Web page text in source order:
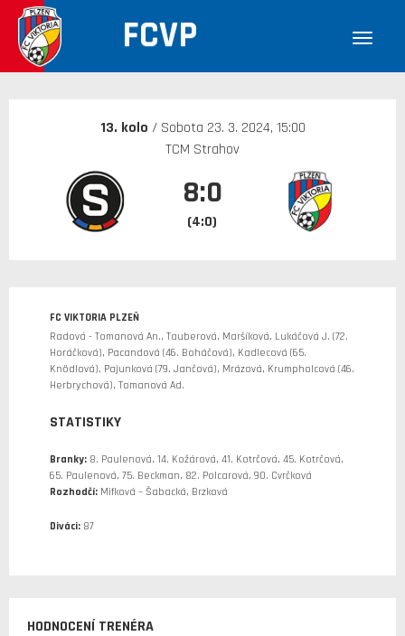
FCVP
30. 12. 1899
13. kolo / Sobota 23. 3. 2024, 15:00
TCM Strahov
8:0
(4:0)
FC VIKTORIA PLZEŇ
Radová - Tomanová An., Tauberová, Maršíková, Lukáčová J. (72.
Horáčková), Pacandová (46. Boháčová), Kadlecová (65.
Knödlová), Pajunková (79. Jančová), Mrázová, Krumpholcová (46.
Herbrychová), Tomanová Ad.
STATISTIKY
Branky: 8. Paulenová, 14. Kožárová, 41. Kotrčová, 45. Kotrčová,
65. Paulenová, 75. Beckman, 82. Polcarová, 90. Cvrčková
Rozhodčí: Mifková – Šabacká, Brzková
Diváci: 87
HODNOCENÍ TRENÉRA